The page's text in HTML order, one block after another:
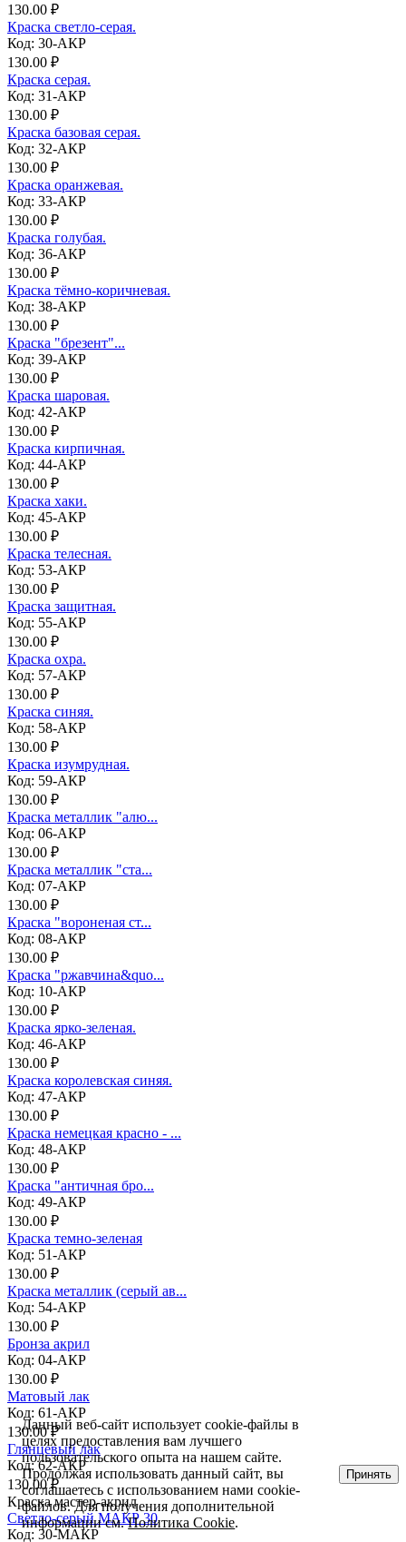
130.00 ₽
Краска светло-серая.
Код: 30-АКР
130.00 ₽
Краска серая.
Код: 31-АКР
130.00 ₽
Краска базовая серая.
Код: 32-АКР
130.00 ₽
Краска оранжевая.
Код: 33-АКР
130.00 ₽
Краска голубая.
Код: 36-АКР
130.00 ₽
Краска тёмно-коричневая.
Код: 38-АКР
130.00 ₽
Краска "брезент"...
Код: 39-АКР
130.00 ₽
Краска шаровая.
Код: 42-АКР
130.00 ₽
Краска кирпичная.
Код: 44-АКР
130.00 ₽
Краска хаки.
Код: 45-АКР
130.00 ₽
Краска телесная.
Код: 53-АКР
130.00 ₽
Краска защитная.
Код: 55-АКР
130.00 ₽
Краска охра.
Код: 57-АКР
130.00 ₽
Краска синяя.
Код: 58-АКР
130.00 ₽
Краска изумрудная.
Код: 59-АКР
130.00 ₽
Краска металлик "алю...
Код: 06-АКР
130.00 ₽
Краска металлик "ста...
Код: 07-АКР
130.00 ₽
Краска "вороненая ст...
Код: 08-АКР
130.00 ₽
Краска "ржавчина&quo...
Код: 10-АКР
130.00 ₽
Краска ярко-зеленая.
Код: 46-АКР
130.00 ₽
Краска королевская синяя.
Код: 47-АКР
130.00 ₽
Краска немецкая красно - ...
Код: 48-АКР
130.00 ₽
Краска "античная бро...
Код: 49-АКР
130.00 ₽
Краска темно-зеленая
Код: 51-АКР
130.00 ₽
Краска металлик (серый ав...
Код: 54-АКР
130.00 ₽
Бронза акрил
Код: 04-АКР
130.00 ₽
Матовый лак
Код: 61-АКР
130.00 ₽
Глянцевый лак
Код: 62-АКР
130.00 ₽
Краска мастер-акрил
Светло-серый МАКР 30
Код: 30-МАКР
Данный веб-сайт использует cookie-файлы в
целях предоставления вам лучшего
пользовательского опыта на нашем сайте.
Продолжая использовать данный сайт, вы
соглашаетесь с использованием нами cookie-
файлов. Для получения дополнительной
информации см.Политика Cookie.
Принять